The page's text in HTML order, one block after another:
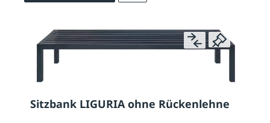
Sitzbank LIGURIA ohne Rückenlehne